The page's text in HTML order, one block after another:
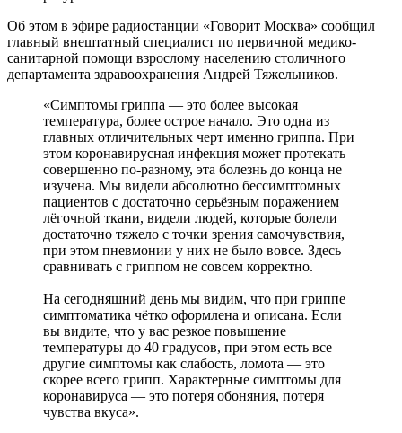
Об этом в эфире радиостанции «Говорит Москва» сообщил
главный внештатный специалист по первичной медико-
санитарной помощи взрослому населению столичного
департамента здравоохранения Андрей Тяжельников.
«Симптомы гриппа — это более высокая
температура, более острое начало. Это одна из
главных отличительных черт именно гриппа. При
этом коронавирусная инфекция может протекать
совершенно по-разному, эта болезнь до конца не
изучена. Мы видели абсолютно бессимптомных
пациентов с достаточно серьёзным поражением
лёгочной ткани, видели людей, которые болели
достаточно тяжело с точки зрения самочувствия,
при этом пневмонии у них не было вовсе. Здесь
сравнивать с гриппом не совсем корректно.
На сегодняшний день мы видим, что при гриппе
симптоматика чётко оформлена и описана. Если
вы видите, что у вас резкое повышение
температуры до 40 градусов, при этом есть все
другие симптомы как слабость, ломота — это
скорее всего грипп. Характерные симптомы для
коронавируса — это потеря обоняния, потеря
чувства вкуса».